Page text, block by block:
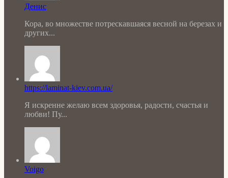
Денис
Кора, во множестве потрескавшаяся весной на березах и
других...
https://laminat-kiev.com.ua/
Я искренне желаю всем здоровья, радости, счастья и
любви! Пу...
Voigo